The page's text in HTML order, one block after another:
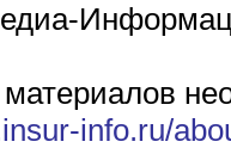
info.ru/